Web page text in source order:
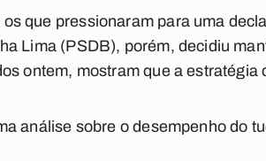
que pressionaram para uma
Lima (PSDB), porém, decidiu
ontem, mostram que a estratégia
análise sobre o desempenho do